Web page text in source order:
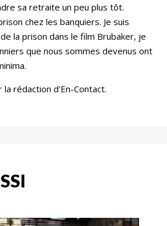
sa retraite un peu plus tôt.
chez les banquiers. Je suis
la prison dans le film Brubaker, je
que nous sommes devenus ont
la rédaction d'En-Contact.